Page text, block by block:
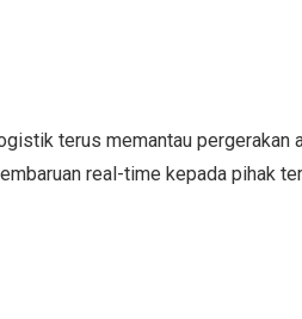
terus memantau pergerakan
real-time kepada pihak